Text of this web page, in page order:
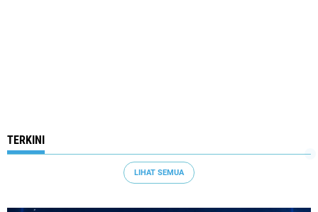
TERKINI
LIHAT SEMUA